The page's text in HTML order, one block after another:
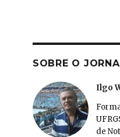
SOBRE O
Ilgo
de